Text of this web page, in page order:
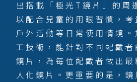
出搭載「極光T鏡片」的周
以配合兒童的用眼習慣，考
戶外活動等日常使用情境。
工技術，能針對不同配戴者
鏡片，為每位配戴者做出最
人化鏡片。更重要的是，